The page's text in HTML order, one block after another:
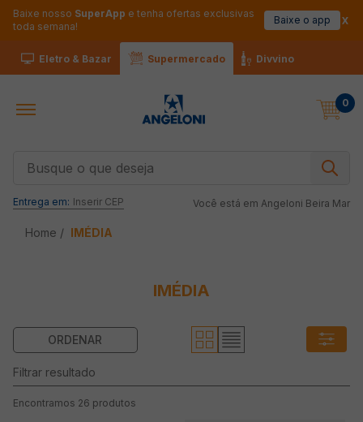
Baixe nosso SuperApp e tenha ofertas exclusivas
toda semana!
Baixe o app
Eletro & Bazar Supermercado Divvino
0
Você está em Angeloni Beira Mar
Entrega em: Inserir CEP
IMÉDIA
IMÉDIA
26 produtos